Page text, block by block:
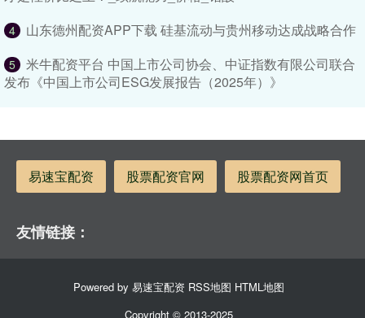
4 山东德州配资APP下载 硅基流动与贵州移动达成战略合作
5
米牛配资平台 中国上市公司协会、中证指数有限公司联合
发布《中国上市公司ESG发展报告（2025年）》
易速宝配资 股票配资官网 股票配资网首页
友情链接：
Powered by 易速宝配资 RSS地图 HTML地图
Copyright © 2013-2025